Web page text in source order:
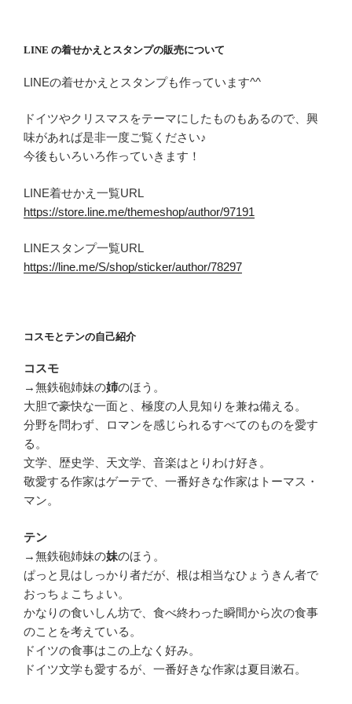
LINE の着せかえとスタンプの販売について
LINEの着せかえとスタンプも作っています^^
ドイツやクリスマスをテーマにしたものもあるので、興
味があれば是非一度ご覧ください♪
今後もいろいろ作っていきます！
LINE着せかえ一覧URL
https://store.line.me/themeshop/author/97191
LINEスタンプ一覧URL
https://line.me/S/shop/sticker/author/78297
コスモとテンの自己紹介
コスモ
→無鉄砲姉妹の姉のほう。
大胆で豪快な一面と、極度の人見知りを兼ね備える。
分野を問わず、ロマンを感じられるすべてのものを愛す
る。
文学、歴史学、天文学、音楽はとりわけ好き。
敬愛する作家はゲーテで、一番好きな作家はトーマス・
マン。
テン
→無鉄砲姉妹の妹のほう。
ぱっと見はしっかり者だが、根は相当なひょうきん者で
おっちょこちょい。
かなりの食いしん坊で、食べ終わった瞬間から次の食事
のことを考えている。
ドイツの食事はこの上なく好み。
ドイツ文学も愛するが、一番好きな作家は夏目漱石。